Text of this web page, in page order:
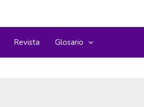
Revista Glosario